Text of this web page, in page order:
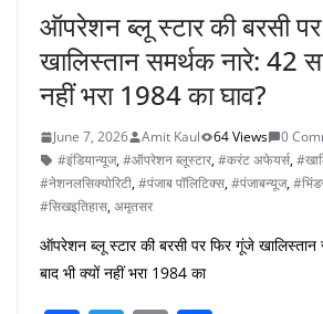
ऑपरेशन ब्लू स्टार की बरसी
खालिस्तान समर्थक नारे: 42
नहीं भरा 1984 का घाव?
June 7, 2026 Amit Kaul 64 Views
0
#इंडियान्यूज,#ऑपरेशन ब्लूस्टार,#करंट अफेयर्स,
#नेशनलसिक्योरिटी,#पंजाब पॉलिटिक्स,#पंजाबन्यूज,
#सिखइतिहास,अमृतसर
ऑपरेशन ब्लू स्टार की बरसी पर फिर गूंजे
बाद भी क्यों नहीं भरा 1984 का